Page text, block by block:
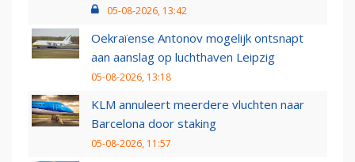
05-08-2026, 13:42
Oekraïense Antonov mogelijk ontsnapt
aan aanslag op luchthaven Leipzig
05-08-2026, 13:18
KLM annuleert meerdere vluchten naar
Barcelona door staking
05-08-2026, 11:57